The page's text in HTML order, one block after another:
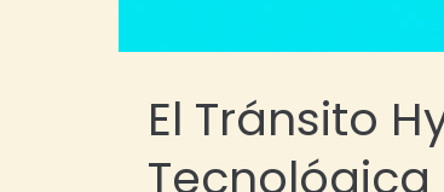
El Tránsito